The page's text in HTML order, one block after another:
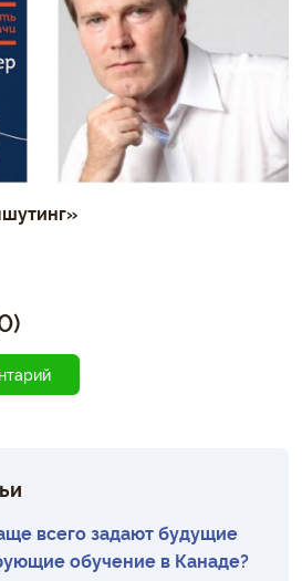
всего задают будущие
обучение в Канаде?